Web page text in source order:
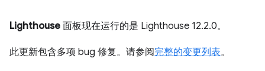
Lighthouse 面板现在运行的是 Lighthouse 12.2.0。
此更新包含多项 bug 修复。请参阅完整的变更列表。